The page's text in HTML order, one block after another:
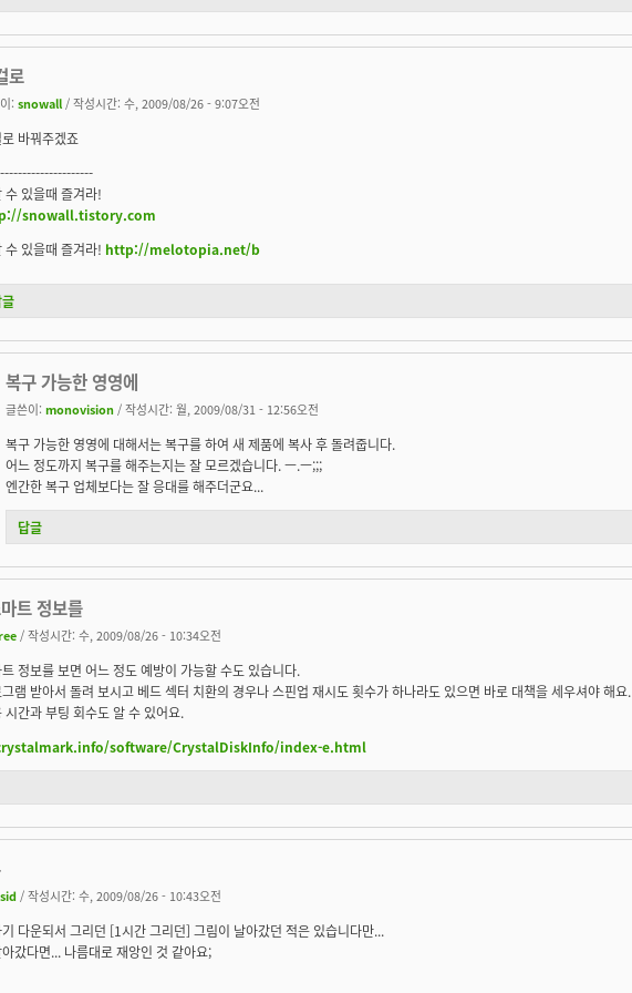
로
: snowall / 작성시간: 수, 2009/08/26 - 9:07오전
바꿔주겠죠
수 있을때 즐겨라!
snowall.tistory.com
수 있을때 즐겨라! http://melotopia.net/b
복구 가능한 영영에
글쓴이: monovision / 작성시간: 월, 2009/08/31 - 12:56오전
복구 가능한 영영에 대해서는 복구를 하여 새 제품에 복사 후 돌려줍니다.
어느 정도까지 복구를 해주는지는 잘 모르겠습니다. ㅡ.ㅡ;;;
엔간한 복구 업체보다는 잘 응대를 해주더군요...
답글
트 정보를
/ 작성시간: 수, 2009/08/26 - 10:34오전
정보를 보면 어느 정도 예방이 가능할 수도 있습니다.
램 받아서 돌려 보시고 베드 섹터 치환의 경우나 스핀업 재시도 횟수가 하나라도 있으면 바로 대책을 세우셔야 해요.
시간과 부팅 회수도 알 수 있어요.
software/CrystalDiskInfo/index-e.html
/ 작성시간: 수, 2009/08/26 - 10:43오전
다운되서 그리던 [1시간 그리던] 그림이 날아갔던 적은 있습니다만...
갔다면... 나름대로 재앙인 것 같아요;